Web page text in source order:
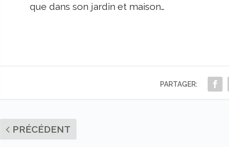
que dans son jardin et maison…
PARTAGER:
PRÉCÉDENT